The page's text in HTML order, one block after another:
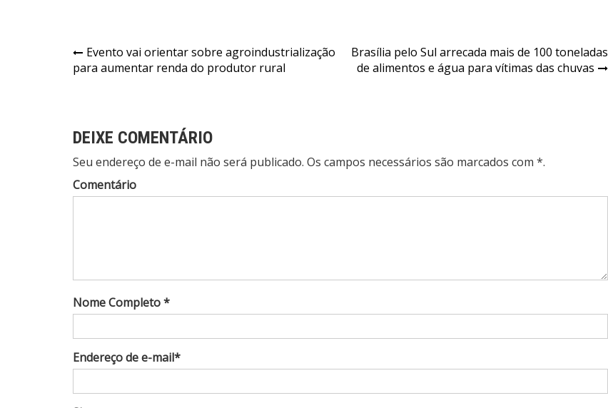
Navegação
de
Evento vai orientar sobre agroindustrialização
para aumentar renda do produtor rural
Brasília pelo Sul arrecada mais de 100 toneladas
de alimentos e água para vítimas das chuvas
DEIXE COMENTÁRIO
Seu endereço de e-mail não será publicado. Os campos necessários são marcados com *.
Comentário
Nome Completo *
Endereço de e-mail*